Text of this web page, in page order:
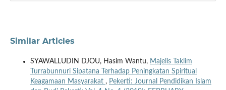
Similar Articles
SYAWALLUDIN DJOU, Hasim Wantu, Majelis Taklim
Turrabunnuri Sipatana Terhadap Peningkatan Spiritual
Keagamaan Masyarakat , Pekerti: Journal Pendidikan Islam